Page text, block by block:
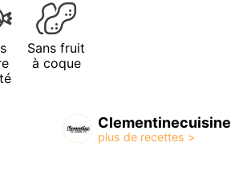
Sans fruit
à coque
Clementinecuisine